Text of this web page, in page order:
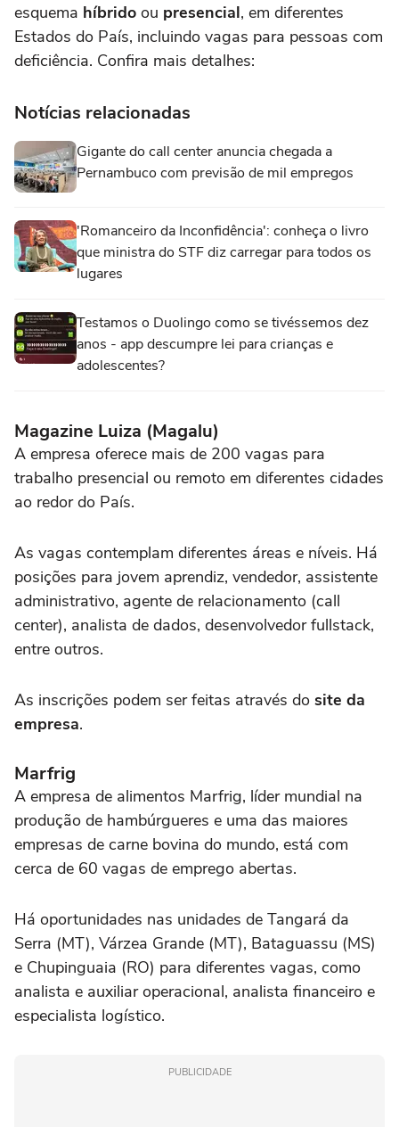
esquema híbrido ou presencial, em diferentes
Estados do País, incluindo vagas para pessoas com
deficiência. Confira mais detalhes:
Notícias relacionadas
Gigante do call center anuncia chegada a
Pernambuco com previsão de mil empregos
'Romanceiro da Inconfidência': conheça o livro
que ministra do STF diz carregar para todos os
lugares
Testamos o Duolingo como se tivéssemos dez
anos - app descumpre lei para crianças e
adolescentes?
Magazine Luiza (Magalu)
A empresa oferece mais de 200 vagas para
trabalho presencial ou remoto em diferentes cidades
ao redor do País.
As vagas contemplam diferentes áreas e níveis. Há
posições para jovem aprendiz, vendedor, assistente
administrativo, agente de relacionamento (call
center), analista de dados, desenvolvedor fullstack,
entre outros.
As inscrições podem ser feitas através do site da
empresa.
Marfrig
A empresa de alimentos Marfrig, líder mundial na
produção de hambúrgueres e uma das maiores
empresas de carne bovina do mundo, está com
cerca de 60 vagas de emprego abertas.
Há oportunidades nas unidades de Tangará da
Serra (MT), Várzea Grande (MT), Bataguassu (MS)
e Chupinguaia (RO) para diferentes vagas, como
analista e auxiliar operacional, analista financeiro e
especialista logístico.
PUBLICIDADE